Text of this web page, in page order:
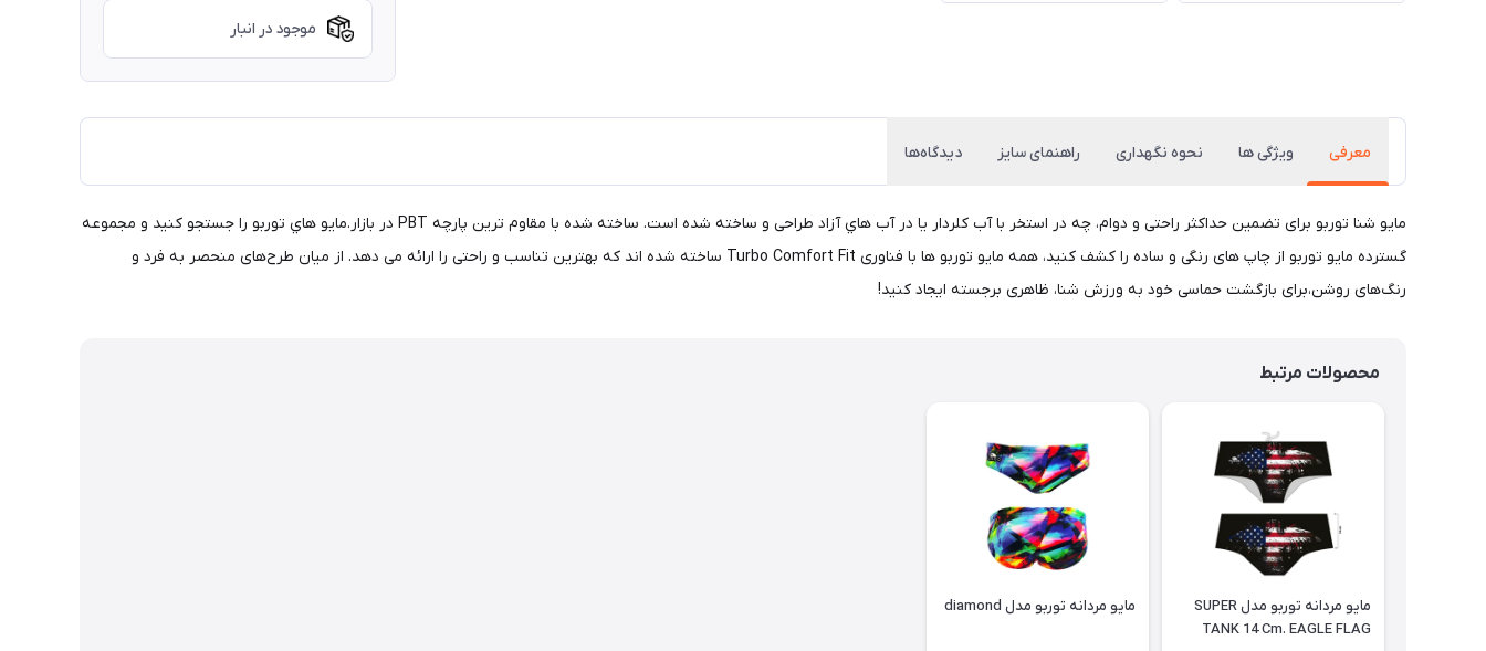
موجود در انبار
معرفی ویژگی ها نحوه نگهداری راهنمای سایز دیدگاه‌ها
مايو شنا توربو برای تضمین حداکثر راحتی و دوام، چه در استخر با آب کلردار یا در آب هاي آزاد طراحی و ساخته شده است. ساخته شده با مقاوم ترین پارچه PBT در بازار.مايو هاي توربو را جستجو کنید و مجموعه
گسترده مايو توربو از چاپ های رنگی و ساده را کشف کنید، همه مایو توربو ها با فناوری Turbo Comfort Fit ساخته شده اند که بهترین تناسب و راحتی را ارائه می دهد. از میان طرح‌های منحصر به فرد و
رنگ‌های روشن،برای بازگشت حماسی خود به ورزش شنا، ظاهری برجسته ایجاد کنید!
محصولات مرتبط
مايو مردانه توربو مدل SUPER
TANK 14 Cm. EAGLE FLAG
مايو مردانه توربو مدل diamond